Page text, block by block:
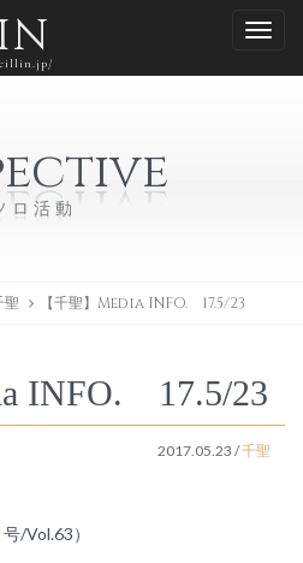
ロ活動
聖 【千聖】Media INFO. 17.5/23
INFO. 17.5/23
2017.05.23 /千聖
/Vol.63）